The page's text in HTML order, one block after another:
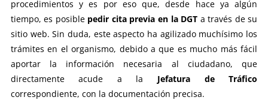
procedimientos y es por eso que, desde hace ya algún
tiempo, es posible pedir cita previa en la DGT a través de su
sitio web. Sin duda, este aspecto ha agilizado muchísimo los
trámites en el organismo, debido a que es mucho más fácil
aportar la información necesaria al ciudadano, que
directamente acude a la Jefatura de Tráfico
correspondiente, con la documentación precisa.